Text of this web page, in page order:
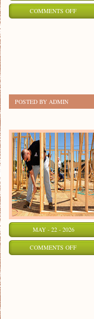
COMMENTS OFFON
POSTED BY ADMIN
MAY - 22 - 2026
COMMENTS OFFON